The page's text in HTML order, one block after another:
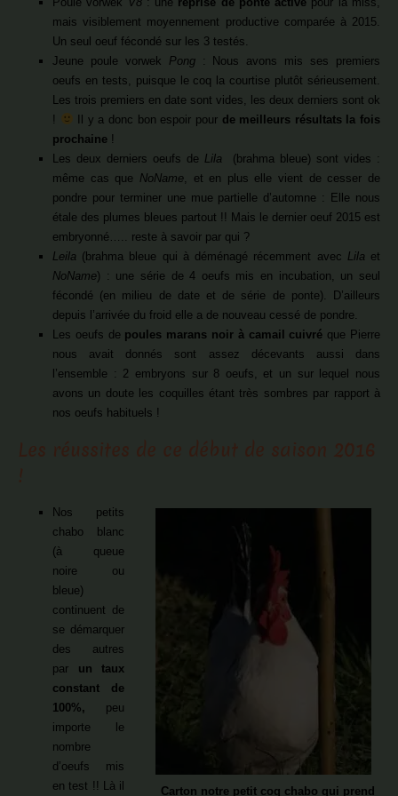
mais visiblement moyennement productive comparée à 2015.
Un seul oeuf fécondé sur les 3 testés.
Jeune poule vorwek Pong: Nous avons mis ses premiers
oeufs en tests, puisque le coq la courtise plutôt sérieusement.
Les trois premiers en date sont vides, les deux derniers sont ok
!
Il y a donc bon espoir pour de meilleurs résultats la fois
prochaine !
Les deux derniers oeufs de Lila
(brahma bleue) sont vides :
même cas que NoName, et en plus elle vient de cesser de
pondre pour terminer une mue partielle d’automne : Elle nous
étale des plumes bleues partout !! Mais le dernier oeuf 2015 est
embryonné….. reste à savoir par qui ?
Leila (brahma bleue qui à déménagé récemment avec Lila et
NoName) : une série de 4 oeufs mis en incubation, un seul
fécondé (en milieu de date et de série de ponte). D’ailleurs
depuis l’arrivée du froid elle a de nouveau cessé de pondre.
Les oeufs de poules marans noir à camail cuivré que Pierre
nous avait donnés sont assez décevants aussi dans
l’ensemble : 2 embryons sur 8 oeufs, et un sur lequel nous
avons un doute les coquilles étant très sombres par rapport à
nos oeufs habituels !
Carton notre petit coq chabo qui prend
Nos petits
chabo blanc
(à queue
noire ou
bleue)
continuent de
se démarquer
des autres
par un taux
constant de
100%, peu
importe le
nombre
d’oeufs mis
en test !! Là il